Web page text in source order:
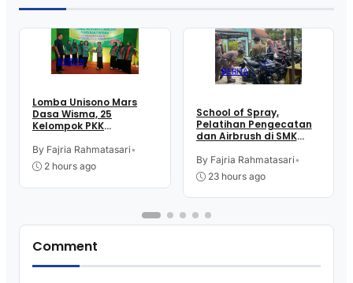
BERITA
Lomba Unisono Mars
Dasa Wisma, 25
Kelompok PKK
Purworejo Adu
Kekompakan
By Fajria Rahmatasari•
2 hours ago
BERITA
School of Spray,
Pelatihan Pengecatan
dan Airbrush di SMK
Kutoarjo
By Fajria Rahmatasari•
23 hours ago
Comment